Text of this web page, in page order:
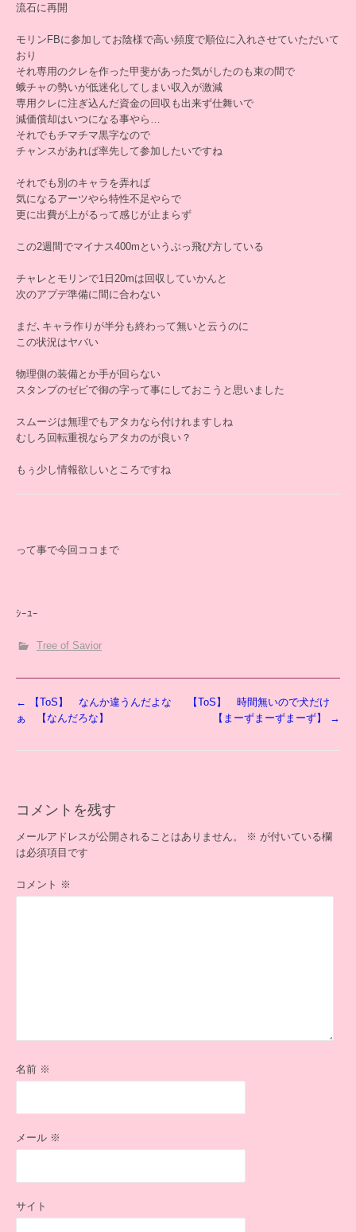
流石に再開
モリンFBに参加してお陰様で高い頻度で順位に入れさせていただいて
おり
それ専用のクレを作った甲斐があった気がしたのも束の間で
蛾チャの勢いが低迷化してしまい収入が激減
専用クレに注ぎ込んだ資金の回収も出来ず仕舞いで
減価償却はいつになる事やら…
それでもチマチマ黒字なので
チャンスがあれば率先して参加したいですね
それでも別のキャラを弄れば
気になるアーツやら特性不足やらで
更に出費が上がるって感じが止まらず
この2週間でマイナス400mというぶっ飛び方している
チャレとモリンで1日20mは回収していかんと
次のアプデ準備に間に合わない
まだ､キャラ作りが半分も終わって無いと云うのに
この状況はヤバい
物理側の装備とか手が回らない
スタンプのゼビで御の字って事にしておこうと思いました
スムージは無理でもアタカなら付けれますしね
むしろ回転重視ならアタカのが良い？
もぅ少し情報欲しいところですね
って事で今回ココまで
ｼｰﾕｰ
Tree of Savior
投
稿
ビ
シ
ョ
ン
←
【ToS】 なんか違うんだよな
ぁ 【なんだろな】
【ToS】 時間無いので犬だけ
【まーずまーずまーず】
→
コメントを残す
メールアドレスが公開されることはありません。 ※ が付いている欄
は必須項目です
コメント ※
名前 ※
メール ※
サイト